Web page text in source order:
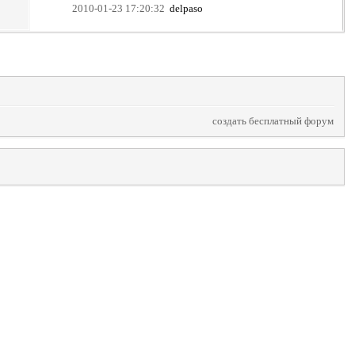
2010-01-23 17:20:32 delpaso
создать бесплатный форум